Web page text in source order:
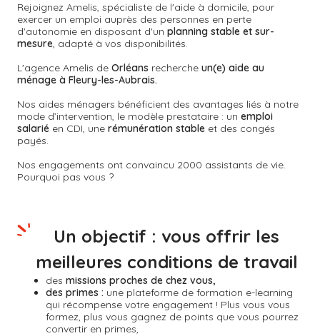
Rejoignez Amelis, spécialiste de l'aide à domicile, pour
exercer un emploi auprès des personnes en perte
d'autonomie en disposant d'un planning stable et sur-
mesure, adapté à vos disponibilités.
L'agence Amelis de Orléans recherche un(e) aide au
ménage à Fleury-les-Aubrais.
Nos aides ménagers bénéficient des avantages liés à notre
mode d’intervention, le modèle prestataire : un emploi
salarié en CDI, une rémunération stable et des congés
payés.
Nos engagements ont convaincu 2000 assistants de vie.
Pourquoi pas vous ?
des missions proches de chez vous,
des primes : une plateforme de formation e-learning
qui récompense votre engagement ! Plus vous vous
formez, plus vous gagnez de points que vous pourrez
convertir en primes,
Un objectif : vous offrir les
meilleures conditions de travail